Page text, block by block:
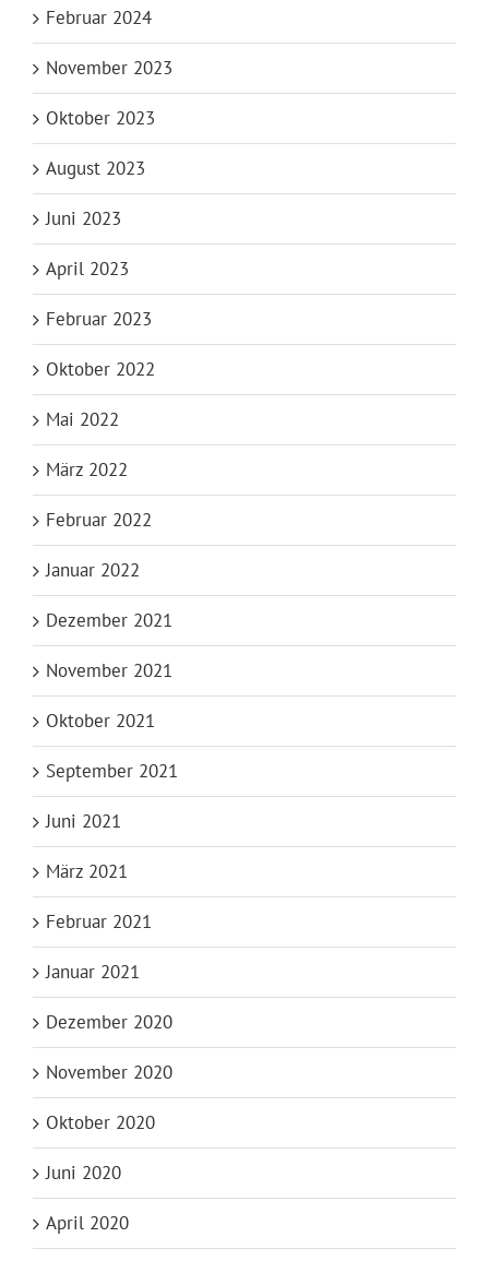
Februar 2024
November 2023
Oktober 2023
August 2023
Juni 2023
April 2023
Februar 2023
Oktober 2022
Mai 2022
März 2022
Februar 2022
Januar 2022
Dezember 2021
November 2021
Oktober 2021
September 2021
Juni 2021
März 2021
Februar 2021
Januar 2021
Dezember 2020
November 2020
Oktober 2020
Juni 2020
April 2020